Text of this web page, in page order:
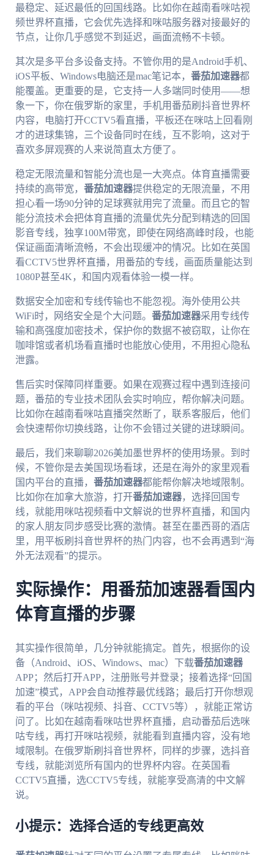
最稳定、延迟最低的回国线路。比如你在越南看咪咕视
频世界杯直播，它会优先选择和咪咕服务器对接最好的
节点，让你几乎感觉不到延迟，画面流畅不卡顿。
其次是多平台多设备支持。不管你用的是Android手机、
iOS平板、Windows电脑还是mac笔记本， 番茄加速器都
能覆盖。更重要的是，它支持一人多端同时使用——想
象一下，你在俄罗斯的家里，手机用番茄刷抖音世界杯
内容，电脑打开CCTV5看直播，平板还在咪咕上回看刚
才的进球集锦，三个设备同时在线，互不影响，这对于
喜欢多屏观赛的人来说简直太方便了。
稳定无限流量和智能分流也是一大亮点。体育直播需要
持续的高带宽， 番茄加速器提供稳定的无限流量，不用
担心看一场90分钟的足球赛就用完了流量。而且它的智
能分流技术会把体育直播的流量优先分配到精选的回国
影音专线，独享100M带宽，即使在网络高峰时段，也能
保证画面清晰流畅，不会出现缓冲的情况。比如在英国
看CCTV5世界杯直播，用番茄的专线，画面质量能达到
1080P甚至4K，和国内观看体验一模一样。
数据安全加密和专线传输也不能忽视。海外使用公共
WiFi时，网络安全是个大问题。 番茄加速器采用专线传
输和高强度加密技术，保护你的数据不被窃取，让你在
咖啡馆或者机场看直播时也能放心使用，不用担心隐私
泄露。
售后实时保障同样重要。如果在观赛过程中遇到连接问
题，番茄的专业技术团队会实时响应，帮你解决问题。
比如你在越南看咪咕直播突然断了，联系客服后，他们
会快速帮你切换线路，让你不会错过关键的进球瞬间。
最后，我们来聊聊2026美加墨世界杯的使用场景。到时
候，不管你是去美国现场看球，还是在海外的家里观看
国内平台的直播， 番茄加速器都能帮你解决地域限制。
比如你在加拿大旅游，打开番茄加速器，选择回国专
线，就能用咪咕视频看中文解说的世界杯直播，和国内
的家人朋友同步感受比赛的激情。甚至在墨西哥的酒店
里，用平板刷抖音世界杯的热门内容，也不会再遇到“海
外无法观看”的提示。
实际操作：用番茄加速器看国内
体育直播的步骤
其实操作很简单，几分钟就能搞定。首先，根据你的设
备（Android、iOS、Windows、mac）下载番茄加速器
APP；然后打开APP，注册账号并登录；接着选择“回国
加速”模式，APP会自动推荐最优线路；最后打开你想观
看的平台（咪咕视频、抖音、CCTV5等），就能正常访
问了。比如在越南看咪咕世界杯直播，启动番茄后选咪
咕专线，再打开咪咕视频，就能看到直播内容，没有地
域限制。在俄罗斯刷抖音世界杯，同样的步骤，选抖音
专线，就能浏览所有国内的世界杯内容。在英国看
CCTV5直播，选CCTV5专线，就能享受高清的中文解
说。
小提示：选择合适的专线更高效